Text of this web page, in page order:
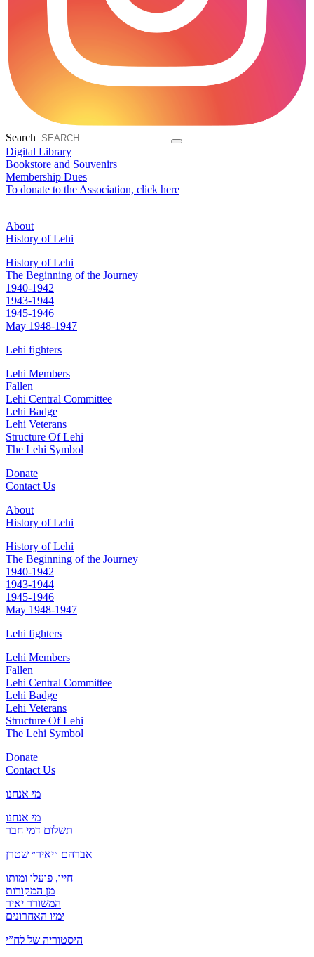
Search
Digital Library
Bookstore and Souvenirs
Membership Dues
To donate to the Association, click here
About
History of Lehi
History of Lehi
The Beginning of the Journey
1940-1942
1943-1944
1945-1946
May 1948-1947
Lehi fighters
Lehi Members
Fallen
Lehi Central Committee
Lehi Badge
Lehi Veterans
Structure Of Lehi
The Lehi Symbol
Donate
Contact Us
About
History of Lehi
History of Lehi
The Beginning of the Journey
1940-1942
1943-1944
1945-1946
May 1948-1947
Lehi fighters
Lehi Members
Fallen
Lehi Central Committee
Lehi Badge
Lehi Veterans
Structure Of Lehi
The Lehi Symbol
Donate
Contact Us
מי אנחנו
מי אנחנו
תשלום דמי חבר
אברהם ״יאיר״ שטרן
חייו, פועלו ומותו
מן המקורות
המשורר יאיר
ימיו האחרונים
היסטוריה של לח”י